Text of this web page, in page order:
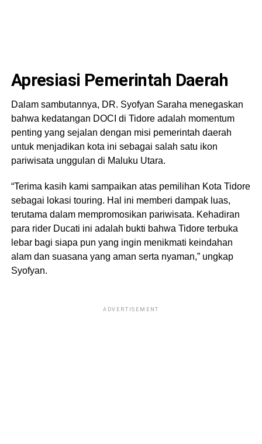
Apresiasi Pemerintah Daerah
Dalam sambutannya, DR. Syofyan Saraha menegaskan
bahwa kedatangan DOCI di Tidore adalah momentum
penting yang sejalan dengan misi pemerintah daerah
untuk menjadikan kota ini sebagai salah satu ikon
pariwisata unggulan di Maluku Utara.
“Terima kasih kami sampaikan atas pemilihan Kota Tidore
sebagai lokasi touring. Hal ini memberi dampak luas,
terutama dalam mempromosikan pariwisata. Kehadiran
para rider Ducati ini adalah bukti bahwa Tidore terbuka
lebar bagi siapa pun yang ingin menikmati keindahan
alam dan suasana yang aman serta nyaman,” ungkap
Syofyan.
ADVERTISEMENT